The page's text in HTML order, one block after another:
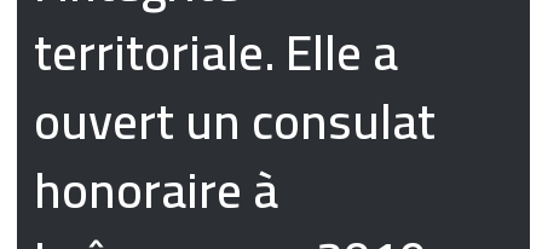
territoriale. Elle a
ouvert un consulat
honoraire à